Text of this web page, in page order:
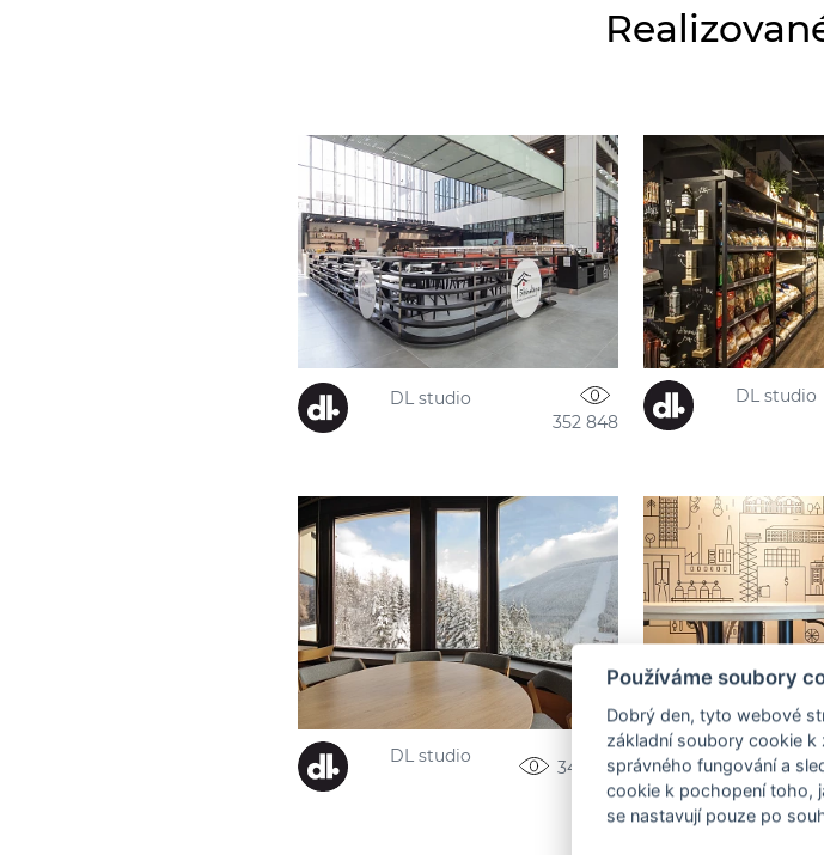
DL studio
352 848
DL studio
DL studio
347 016
DL studio
Používáme soubory
Dobrý den, tyto webové
základní soubory cookie k
správného fungování a
cookie k pochopení toho,
se nastavují pouze po